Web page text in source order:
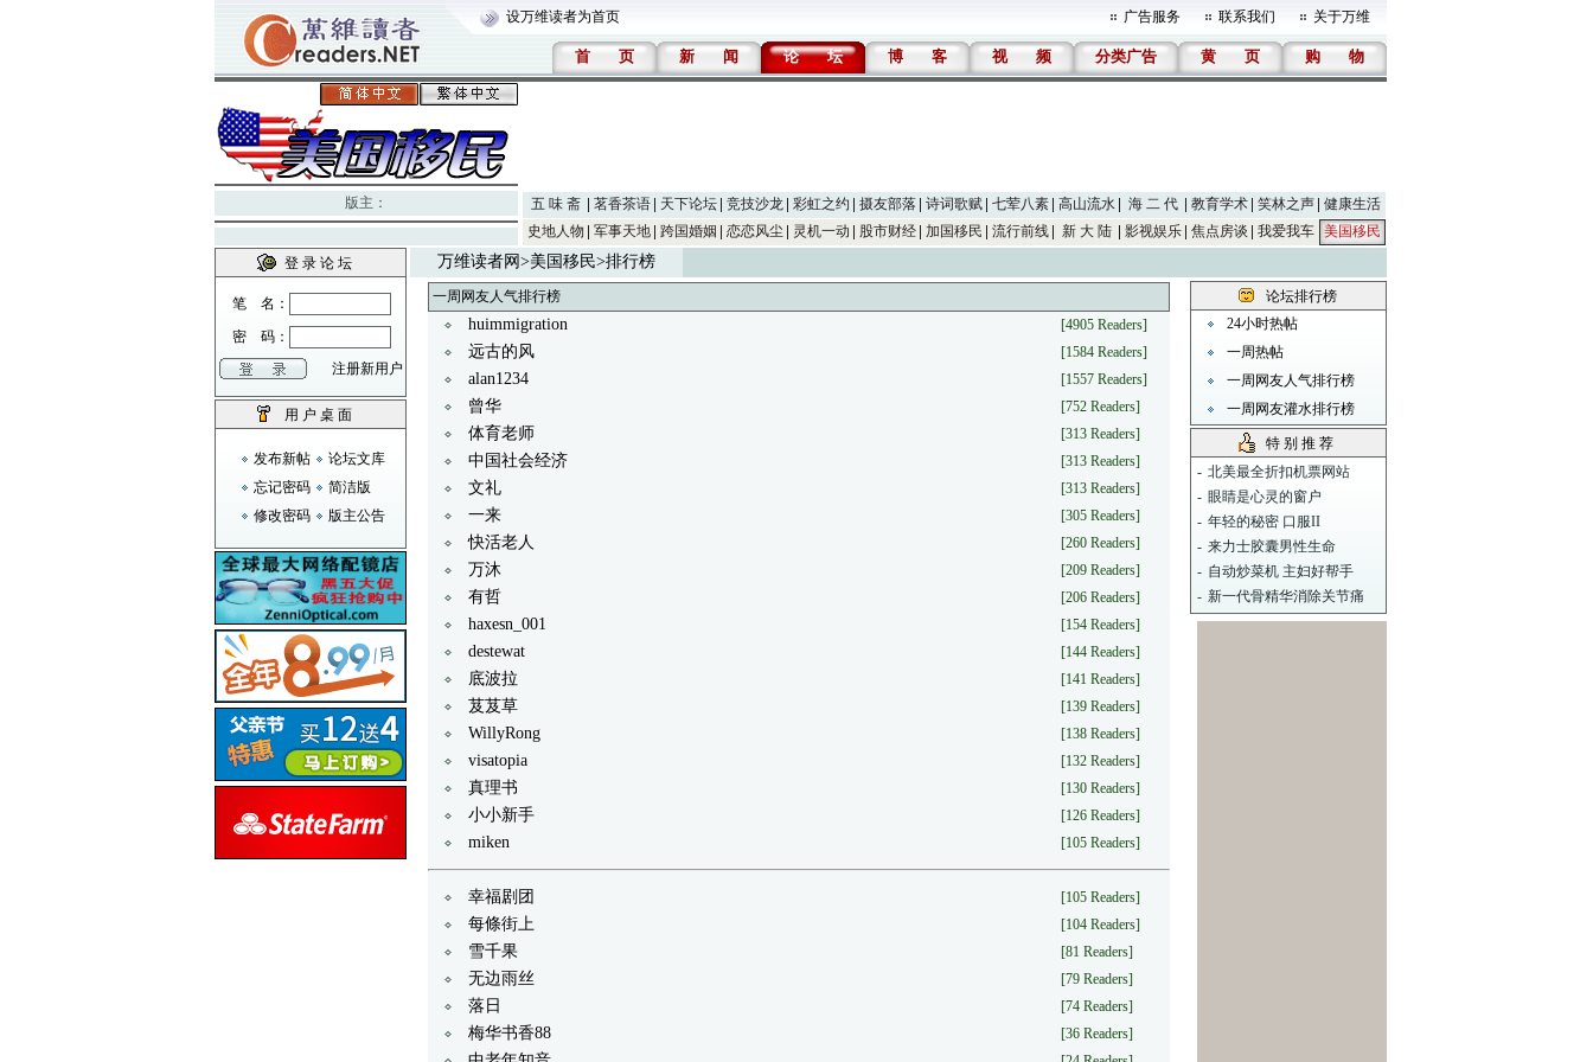
设万维读者为首页 广告服务 联系我们 关于万维
首 页 新 闻 论 坛 博 客 视 频 分类广告 黄 页 购 物
版主： 五 味 斋 茗香茶语 天下论坛 竞技沙龙 彩虹之约 摄友部落 诗词歌赋 七荤八素 高山流水 海 二 代 教育学术 笑林之声 健康生活
史地人物
军事天地 跨国婚姻 恋恋风尘 灵机一动 股市财经 加国移民 流行前线 新 大 陆 影视娱乐 焦点房谈 我爱我车 美国移民
登 录 论 坛
笔 名：
密 码：
注册新用户
用 户 桌 面
发布新帖
论坛文库
忘记密码
简洁版
修改密码
版主公告
万维读者网 >美国移民>排行榜
一周网友人气排行榜
huimmigration [4905 Readers]
远古的风 [1584 Readers]
alan1234 [1557 Readers]
曾华 [752 Readers]
体育老师 [313 Readers]
中国社会经济 [313 Readers]
文礼 [313 Readers]
一来 [305 Readers]
快活老人 [260 Readers]
万沐 [209 Readers]
有哲 [206 Readers]
haxesn_001 [154 Readers]
destewat [144 Readers]
底波拉 [141 Readers]
芨芨草 [139 Readers]
WillyRong [138 Readers]
visatopia [132 Readers]
真理书 [130 Readers]
小小新手 [126 Readers]
miken [105 Readers]
幸福剧团 [105 Readers]
每條街上 [104 Readers]
雪千果 [81 Readers]
无边雨丝 [79 Readers]
落日 [74 Readers]
梅华书香88 [36 Readers]
论坛排行榜
24小时热帖
一周热帖
一周网友人气排行榜
一周网友灌水排行榜
特 别 推 荐
- 北美最全折扣机票网站
- 眼睛是心灵的窗户
- 年轻的秘密 口服II
- 来力士胶囊男性生命
- 自动炒菜机 主妇好帮手
- 新一代骨精华消除关节痛